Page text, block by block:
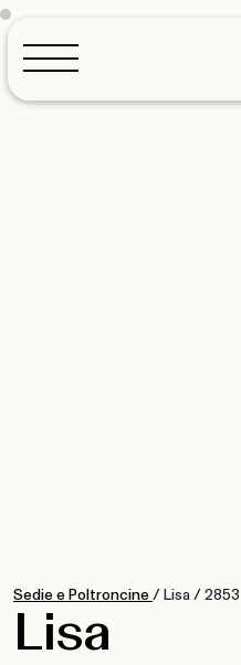
Sedie e Poltroncine /Lisa/2853
Lisa